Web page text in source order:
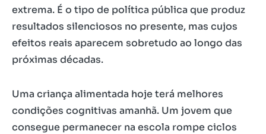
extrema. É o tipo de política pública que produz
resultados silenciosos no presente, mas cujos
efeitos reais aparecem sobretudo ao longo das
próximas décadas.
Uma criança alimentada hoje terá melhores
condições cognitivas amanhã. Um jovem que
consegue permanecer na escola rompe ciclos